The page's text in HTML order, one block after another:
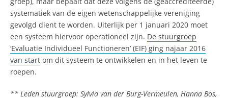
systematiek van de eigen wetenschappelijke vereniging
gevolgd dient te worden. Uiterlijk per 1 januari 2020 moet
een systeem hiervoor operationeel zijn. De stuurgroep
‘Evaluatie Individueel Functioneren’ (EIF) ging najaar 2016
van start om dit systeem te ontwikkelen en in het leven te
roepen.
** Leden stuurgroep: Sylvia van der Burg-Vermeulen, Hanna Bos,